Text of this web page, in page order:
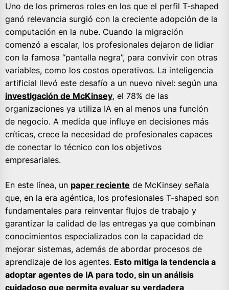
Uno de los primeros roles en los que el perfil T-shaped
ganó relevancia surgió con la creciente adopción de la
computación en la nube. Cuando la migración
comenzó a escalar, los profesionales dejaron de lidiar
con la famosa “pantalla negra”, para convivir con otras
variables, como los costos operativos. La inteligencia
artificial llevó este desafío a un nuevo nivel: según una
investigación de McKinsey, el 78% de las
organizaciones ya utiliza IA en al menos una función
de negocio. A medida que influye en decisiones más
críticas, crece la necesidad de profesionales capaces
de conectar lo técnico con los objetivos
empresariales.
En este línea, un paper reciente de McKinsey señala
que, en la era agéntica, los profesionales T-shaped son
fundamentales para reinventar flujos de trabajo y
garantizar la calidad de las entregas ya que combinan
conocimientos especializados con la capacidad de
mejorar sistemas, además de abordar procesos de
aprendizaje de los agentes. Esto mitiga la tendencia a
adoptar agentes de IA para todo, sin un análisis
cuidadoso que permita evaluar su verdadera